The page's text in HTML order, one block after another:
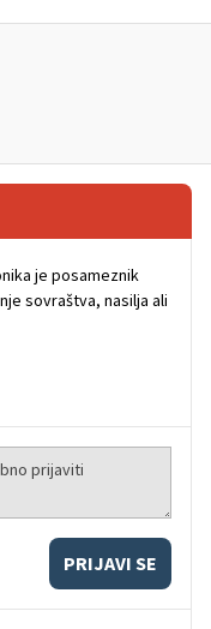
je posameznik
sovraštva, nasilja ali
PRIJAVI SE